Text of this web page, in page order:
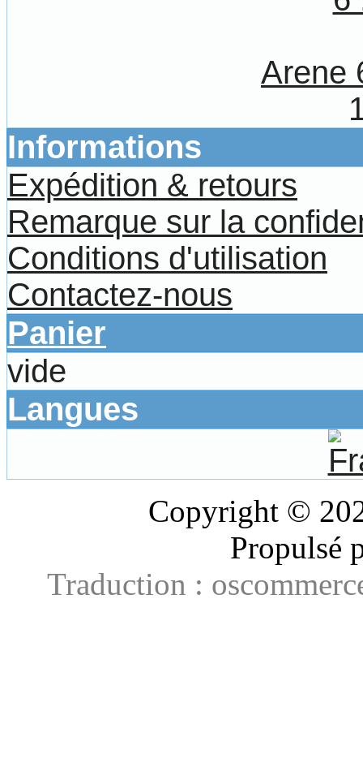
Arene
Informations
Expédition & retours
Remarque sur la
Conditions d'utilisation
Contactez-nous
Panier
vide
Langues
Copyright ©
Propulsé
Traduction :